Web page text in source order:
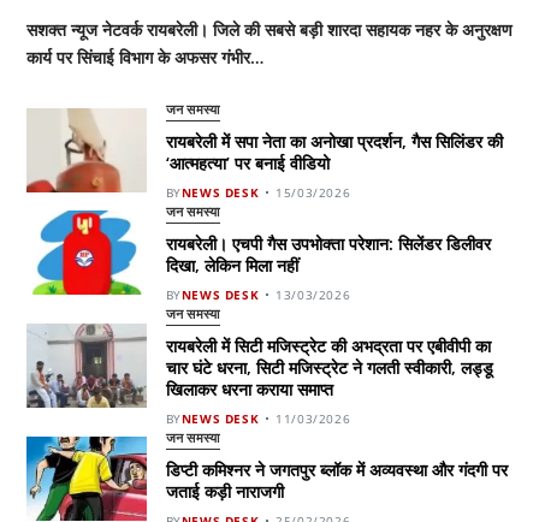
सशक्त न्यूज नेटवर्क रायबरेली। जिले की सबसे बड़ी शारदा सहायक नहर के अनुरक्षण
कार्य पर सिंचाई विभाग के अफसर गंभीर…
जन समस्या
रायबरेली में सपा नेता का अनोखा प्रदर्शन, गैस सिलिंडर की
‘आत्महत्या’ पर बनाई वीडियो
BYNEWS DESK 15/03/2026
जन समस्या
रायबरेली। एचपी गैस उपभोक्ता परेशान: सिलेंडर डिलीवर
दिखा, लेकिन मिला नहीं
BYNEWS DESK 13/03/2026
जन समस्या
रायबरेली में सिटी मजिस्ट्रेट की अभद्रता पर एबीवीपी का
चार घंटे धरना, सिटी मजिस्ट्रेट ने गलती स्वीकारी, लड्डू
खिलाकर धरना कराया समाप्त
BYNEWS DESK 11/03/2026
जन समस्या
डिप्टी कमिश्नर ने जगतपुर ब्लॉक में अव्यवस्था और गंदगी पर
जताई कड़ी नाराजगी